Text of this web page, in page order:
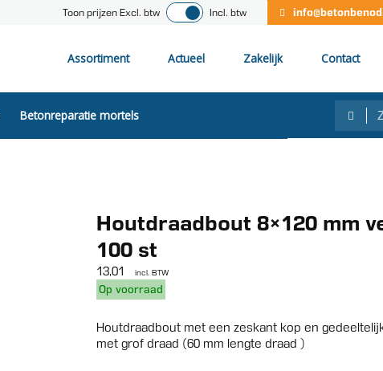
Toon prijzen Excl. btw Incl. btw
Assortiment Actueel Zakelijk Contact
Betonreparatie mortels
Houtdraadbout 8×120 mm
100 st
13,01 incl. BTW
Op voorraad
Houtdraadbout met een zeskant kop en
met grof draad (60 mm lengte draad )